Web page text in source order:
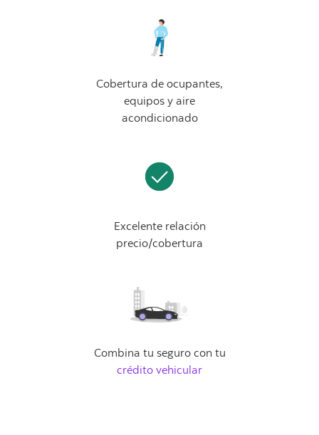
Cobertura de ocupantes,
equipos y aire
acondicionado
Excelente relación
precio/cobertura
Combina tu seguro con tu
crédito vehicular